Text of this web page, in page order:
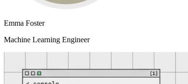
Emma Foster
Machine Learning Engineer